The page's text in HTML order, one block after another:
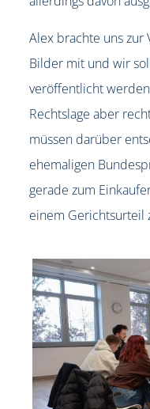
Alex brachte uns zur
Bilder mit und wir
veröffentlicht
Rechtslage aber
müssen darüber
ehemaligen
gerade zum
einem Gerichtsurteil